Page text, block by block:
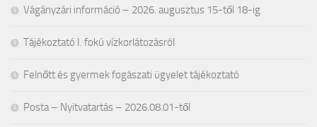
Vágányzári információ – 2026. augusztus 15-től 18-ig
Tájékoztató I. fokú vízkorlátozásról
Felnőtt és gyermek fogászati ügyelet tájékoztató
Posta – Nyitvatartás – 2026.08.01-től